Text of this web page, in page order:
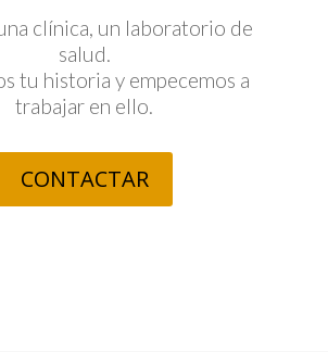
clínica, un laboratorio de
salud.
tu historia y empecemos a
trabajar en ello.
CONTACTAR